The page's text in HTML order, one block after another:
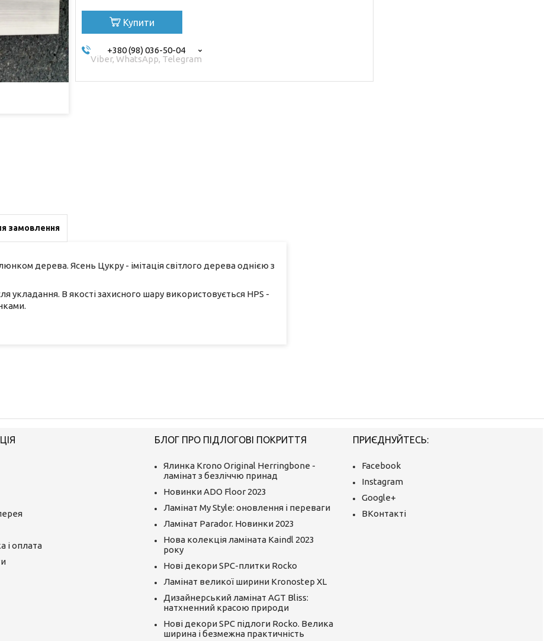
Купити
+380 (98) 036-50-04
Viber, WhatsApp, Telegram
замовлення
дерева. Ясень Цукру - імітація світлого дерева однією з
укладання. В якості захисного шару використовується HPS -
і оплата
БЛОГ ПРО ПІДЛОГОВІ ПОКРИТТЯ
Ялинка Krono Original Herringbone -
ламінат з безліччю принад
Новинки ADO Floor 2023
Ламінат My Style: оновлення і переваги
Ламінат Parador. Новинки 2023
Нова колекція ламіната Kaindl 2023
року
Нові декори SPC-плитки Rocko
Ламінат великої ширини Kronostep XL
Дизайнерський ламінат AGT Bliss:
натхненний красою природи
Нові декори SPC підлоги Rocko. Велика
ширина і безмежна практичність
ПРИЄДНУЙТЕСЬ:
Facebook
Instagram
Google+
ВКонтакті